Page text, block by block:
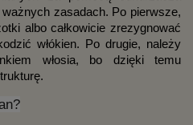
zasadach. Po pierwsze,
albo całkowicie zrezygnować
włókien. Po drugie, należy
włosia, bo dzięki temu